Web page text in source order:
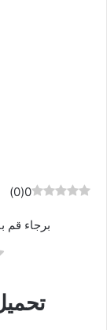
0
(
0
)
برجاء قم